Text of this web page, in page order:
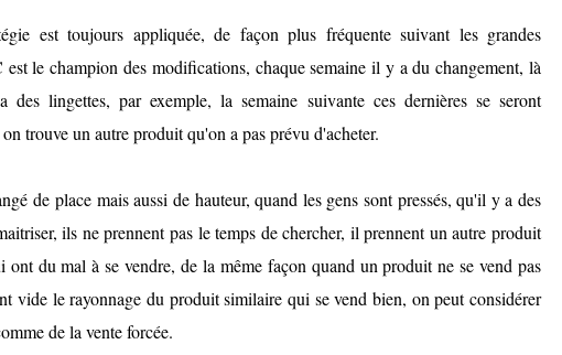
est toujours appliquée, de façon plus fréquente suivant les grandes
le champion des modifications, chaque semaine il y a du changement, là
lingettes, par exemple, la semaine suivante ces dernières se seront
trouve un autre produit qu'on a pas prévu d'acheter.
de place mais aussi de hauteur, quand les gens sont pressés, qu'il y a des
ils ne prennent pas le temps de chercher, il prennent un autre produit
ont du mal à se vendre, de la même façon quand un produit ne se vend pas
vide le rayonnage du produit similaire qui se vend bien, on peut considérer
de la vente forcée.